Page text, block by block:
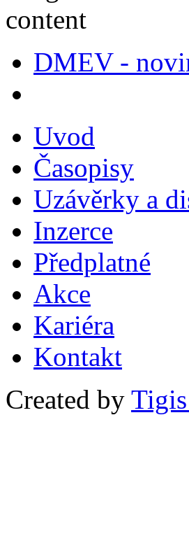
DMEV -
Uvod
Časopisy
Uzávěrky a
Inzerce
Předplatné
Akce
Kariéra
Kontakt
Created by